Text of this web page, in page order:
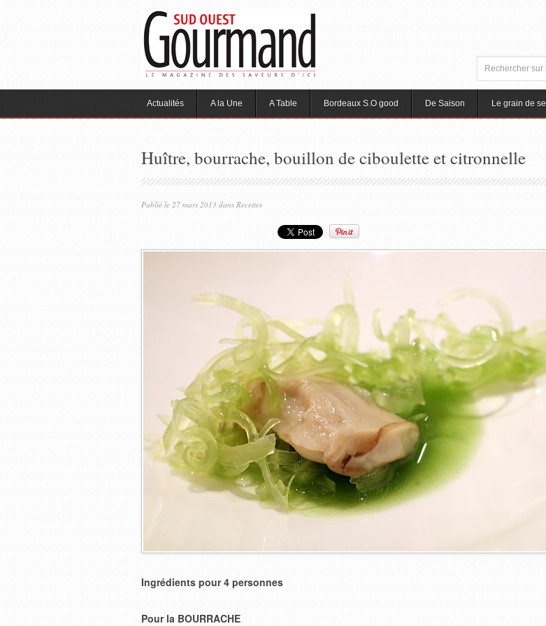
Actualités A la Une A Table Bordeaux S.O good De Saison Le grain de sel
Huître, bourrache, bouillon de ciboulette et citronnelle
Publié le 27 mars 2013 dans Recettes
Ingrédients pour 4 personnes
Pour la BOURRACHE